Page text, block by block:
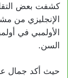
كشفت بعض
الإنجليزي من
السن.
حيث أكد جمال